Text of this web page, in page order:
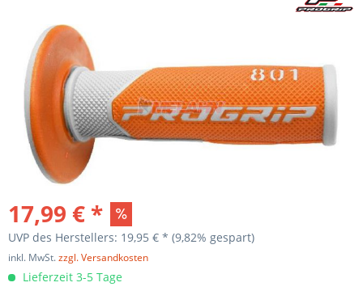
17,99 € *
UVP des Herstellers: 19,95 € * (9,82% gespart)
inkl. MwSt.zzgl. Versandkosten
Lieferzeit 3-5 Tage